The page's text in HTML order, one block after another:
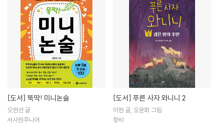
[도서] 뚝딱! 미니논술
오현선 글
서사원주니어
[도서] 푸른 사자 와니니 2
이현 글 오윤화그림
창비